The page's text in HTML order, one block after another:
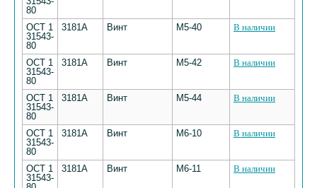
80
ОСТ 1
31543-
80
3181А Винт М5-40 В наличии
ОСТ 1
31543-
80
3181А Винт М5-42 В наличии
ОСТ 1
31543-
80
3181А Винт М5-44 В наличии
ОСТ 1
31543-
80
3181А Винт М6-10 В наличии
ОСТ 1
31543-
3181А Винт М6-11 В наличии